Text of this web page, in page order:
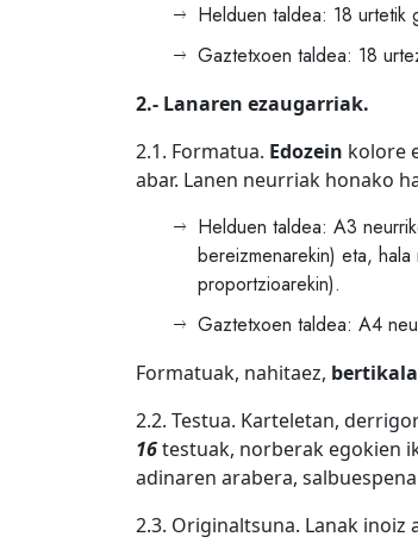
Helduen taldea: 18 urtetik
Gaztetxoen taldea: 18
2.- Lanaren ezaugarriak.
2.1. Formatua. Edozein kolore
abar. Lanen neurriak honako
Helduen taldea: A3
bereizmenarekin) eta,
proportzioarekin).
Gaztetxoen taldea: A4
Formatuak, nahitaez, bertikala
2.2. Testua. Karteletan,
16testuak, norberak egokien
adinaren arabera,
2.3. Originaltsuna. Lanak